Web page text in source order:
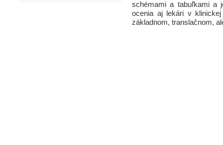
schémami a tabuľkami a
ocenia aj lekári v
základnom, translačnom,